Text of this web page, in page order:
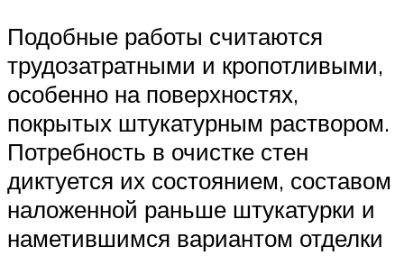
Подобные работы считаются
трудозатратными и кропотливыми,
особенно на поверхностях,
покрытых штукатурным раствором.
Потребность в очистке стен
диктуется их состоянием, составом
наложенной раньше штукатурки и
наметившимся вариантом отделки